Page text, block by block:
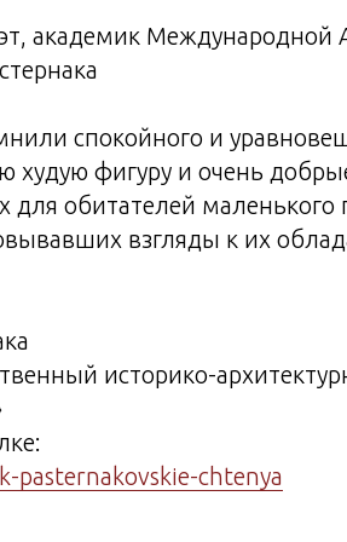
академик Международной
спокойного и
худую фигуру и очень
обитателей маленького
взгляды к их
историко-
chtenya